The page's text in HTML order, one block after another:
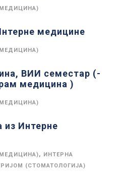
медицине
ВИИ семестар (-
медицина )
из Интерне
, ИНТЕРНА
(СТОМАТОЛОГИЈА)